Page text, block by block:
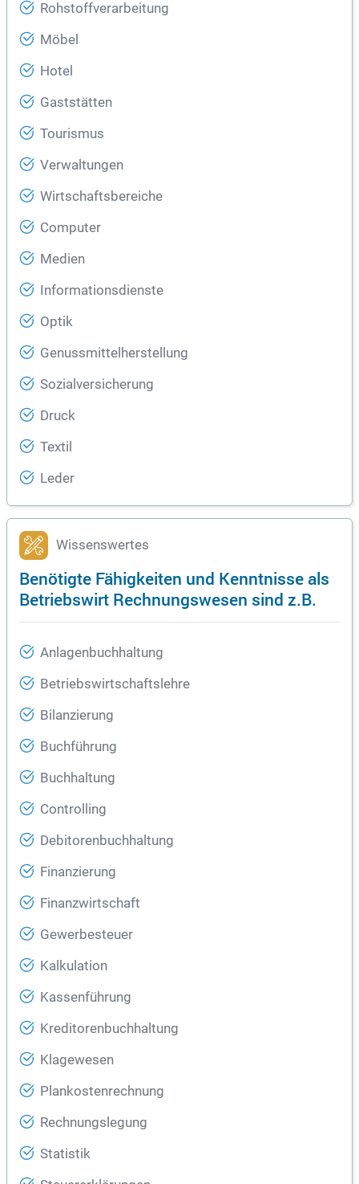
Rohstoffverarbeitung
Möbel
Hotel
Gaststätten
Tourismus
Verwaltungen
Wirtschaftsbereiche
Computer
Medien
Informationsdienste
Optik
Genussmittelherstellung
Sozialversicherung
Druck
Textil
Leder
Wissenswertes
Benötigte Fähigkeiten und Kenntnisse als
Betriebswirt Rechnungswesen sind z.B.
Anlagenbuchhaltung
Betriebswirtschaftslehre
Bilanzierung
Buchführung
Buchhaltung
Controlling
Debitorenbuchhaltung
Finanzierung
Finanzwirtschaft
Gewerbesteuer
Kalkulation
Kassenführung
Kreditorenbuchhaltung
Klagewesen
Plankostenrechnung
Rechnungslegung
Statistik